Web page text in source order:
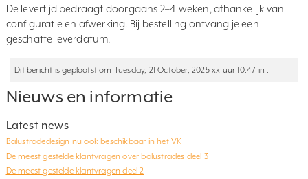
De levertijd bedraagt doorgaans 2–4 weken, afhankelijk van
configuratie en afwerking. Bij bestelling ontvang je een
geschatte leverdatum.
Dit bericht is geplaatst om Tuesday, 21 October, 2025 xx uur 10:47 in .
Nieuws en informatie
Latest news
Balustradedesign nu ook beschikbaar in het VK
De meest gestelde klantvragen over balustrades deel 3
De meest gestelde klantvragen deel 2